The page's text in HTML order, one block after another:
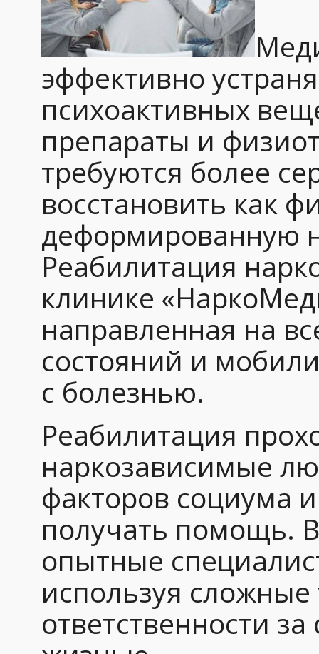
эффективно
психоактивных
препараты и
требуются более
восстановить как
деформированную
Реабилитация
клинике
направленная на
состояний и
с болезнью.
Реабилитация
наркозависимые
факторов социума
получать помощь.
опытные
используя
ответственности